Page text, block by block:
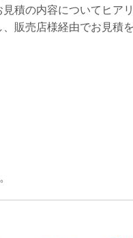
積の内容についてヒア
販売店様経由でお見積